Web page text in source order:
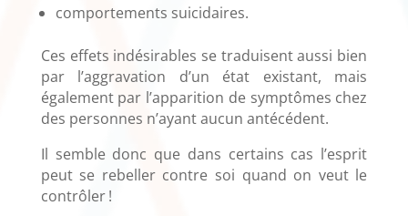
comportements suicidaires.
Ces effets indésirables se traduisent aussi bien
par l’aggravation d’un état existant, mais
également par l’apparition de symptômes chez
des personnes n’ayant aucun antécédent.
Il semble donc que dans certains cas l’esprit
peut se rebeller contre soi quand on veut le
contrôler !